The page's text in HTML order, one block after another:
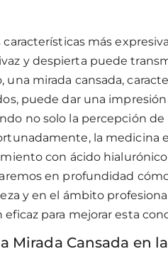
características más
y despierta puede
una mirada cansada,
puede dar una
no solo la percepción de
la medicina
con ácido
en profundidad
y en el ámbito
para mejorar esta
Mirada Cansada en